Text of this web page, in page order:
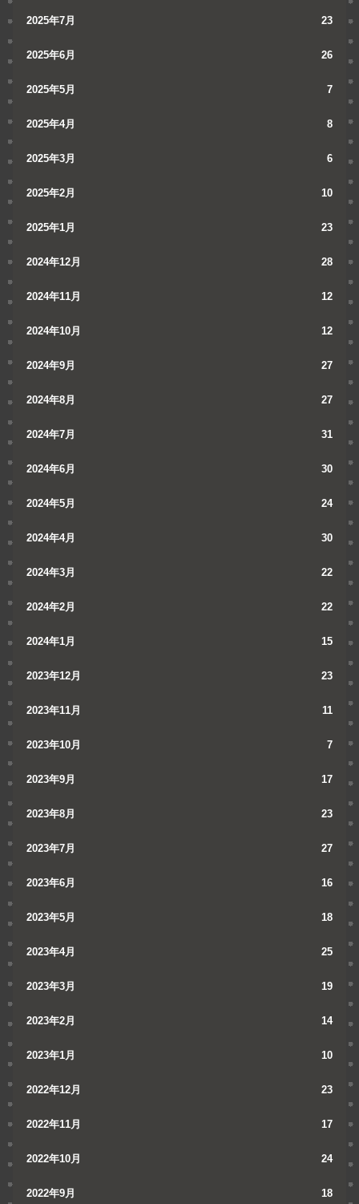
2025年7月 23
2025年6月 26
2025年5月 7
2025年4月 8
2025年3月 6
2025年2月 10
2025年1月 23
2024年12月 28
2024年11月 12
2024年10月 12
2024年9月 27
2024年8月 27
2024年7月 31
2024年6月 30
2024年5月 24
2024年4月 30
2024年3月 22
2024年2月 22
2024年1月 15
2023年12月 23
2023年11月 11
2023年10月 7
2023年9月 17
2023年8月 23
2023年7月 27
2023年6月 16
2023年5月 18
2023年4月 25
2023年3月 19
2023年2月 14
2023年1月 10
2022年12月 23
2022年11月 17
2022年10月 24
2022年9月 18